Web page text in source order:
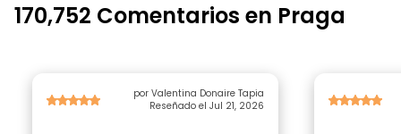
170,752 Comentarios en Praga
por Valentina Donaire Tapia
Reseñado el Jul 21, 2026